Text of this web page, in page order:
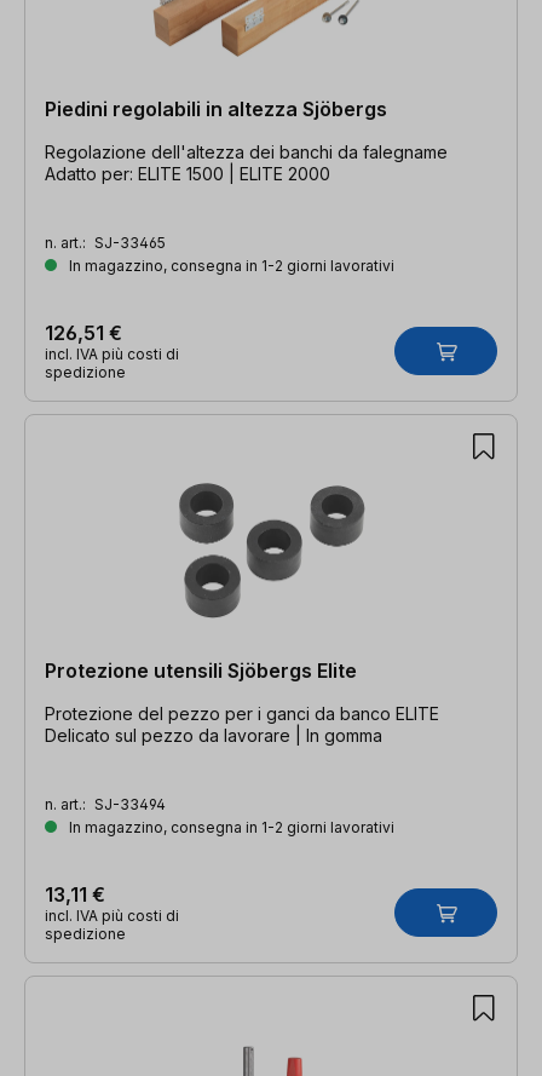
Piedini regolabili in altezza Sjöbergs
Regolazione dell'altezza dei banchi da falegname
Adatto per: ELITE 1500 | ELITE 2000
n. art.: SJ-33465
In magazzino, consegna in 1-2 giorni lavorativi
126,51 €
incl. IVA più costi di
spedizione
Protezione utensili Sjöbergs Elite
Protezione del pezzo per i ganci da banco ELITE
Delicato sul pezzo da lavorare | In gomma
n. art.: SJ-33494
In magazzino, consegna in 1-2 giorni lavorativi
13,11 €
incl. IVA più costi di
spedizione